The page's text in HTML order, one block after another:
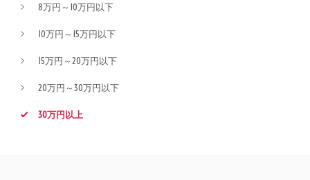
8万円～10万円以下
10万円～15万円以下
15万円～20万円以下
20万円～30万円以下
30万円以上